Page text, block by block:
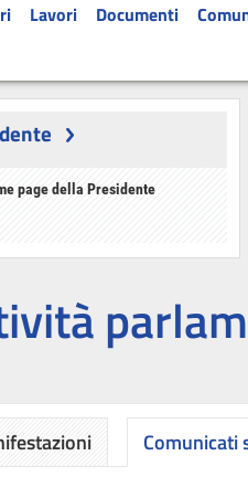
Lavori Documenti
page della Presidente
Comunicati